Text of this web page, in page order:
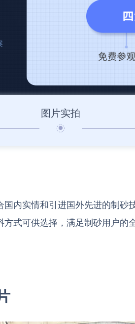
图片实拍
内实情和引进国外先进的制砂
式可供选择，满足制砂用户的